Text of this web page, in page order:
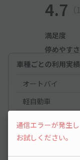
4.7
満足度
停めやすさ
車種ごとの利用実績
オートバイ
軽自動車
中型車
ワンボックス
通信エラーが発生
お試しください。